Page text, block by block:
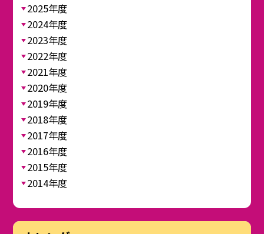
2025年度
2024年度
2023年度
2022年度
2021年度
2020年度
2019年度
2018年度
2017年度
2016年度
2015年度
2014年度